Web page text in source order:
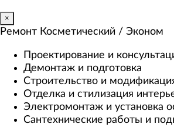
×
Ремонт Косметический / Эконом​
Проектирование и
Демонтаж и подготовка
Строительство и
Отделка и стилизация
Электромонтаж и установка
Сантехнические работы и